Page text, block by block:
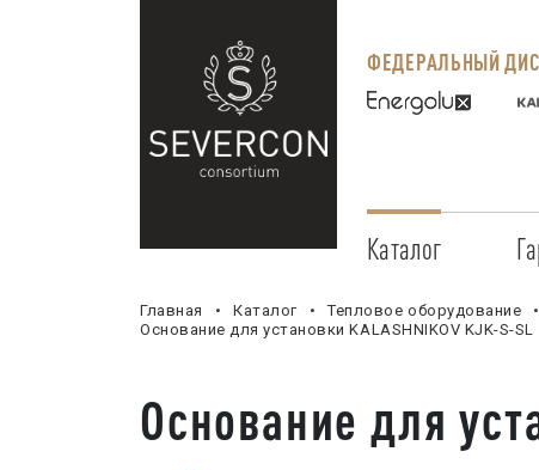
ФЕДЕРАЛЬНЫЙ
Каталог
Главная Каталог Тепловое оборудование
Основание для установки KALASHNIKOV KJK-S-SL
Основание для